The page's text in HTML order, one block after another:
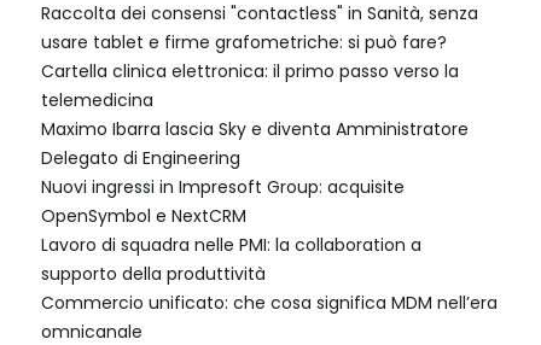
Raccolta dei consensi "contactless" in Sanità, senza
usare tablet e firme grafometriche: si può fare?
Cartella clinica elettronica: il primo passo verso la
telemedicina
Maximo Ibarra lascia Sky e diventa Amministratore
Delegato di Engineering
Nuovi ingressi in Impresoft Group: acquisite
OpenSymbol e NextCRM
Lavoro di squadra nelle PMI: la collaboration a
supporto della produttività
Commercio unificato: che cosa significa MDM nell’era
omnicanale